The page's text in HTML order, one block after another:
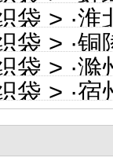
袋> ·淮
袋> ·铜
袋> ·滁州
袋> ·宿州